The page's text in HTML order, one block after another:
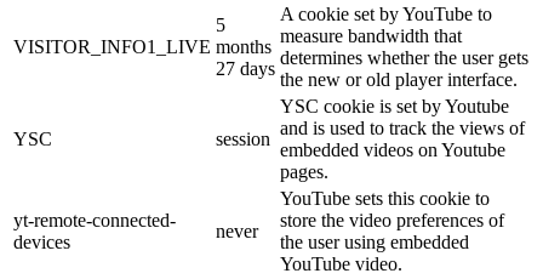
VISITOR_INFO1_LIVE
5
months
27 days
A cookie set by YouTube to
measure bandwidth that
determines whether the user gets
the new or old player interface.
YSC session
YSC cookie is set by Youtube
and is used to track the views of
embedded videos on Youtube
pages.
yt-remote-connected-
devices
never
YouTube sets this cookie to
store the video preferences of
the user using embedded
YouTube video.